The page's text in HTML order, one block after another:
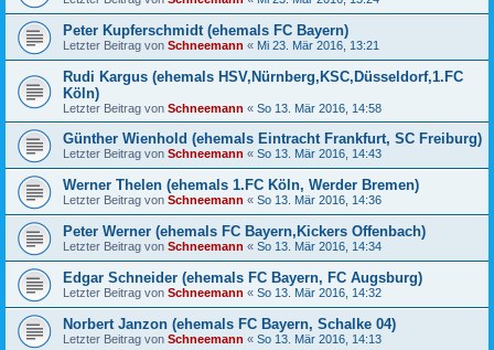
Peter Kupferschmidt (ehemals FC Bayern)
Letzter Beitrag von Schneemann « Mi 23. Mär 2016, 13:21
Rudi Kargus (ehemals HSV,Nürnberg,KSC,Düsseldorf,1.FC
Köln)
Letzter Beitrag von Schneemann « So 13. Mär 2016, 14:58
Günther Wienhold (ehemals Eintracht Frankfurt, SC Freiburg)
Letzter Beitrag von Schneemann « So 13. Mär 2016, 14:43
Werner Thelen (ehemals 1.FC Köln, Werder Bremen)
Letzter Beitrag von Schneemann « So 13. Mär 2016, 14:36
Peter Werner (ehemals FC Bayern,Kickers Offenbach)
Letzter Beitrag von Schneemann « So 13. Mär 2016, 14:34
Edgar Schneider (ehemals FC Bayern, FC Augsburg)
Letzter Beitrag von Schneemann « So 13. Mär 2016, 14:32
Norbert Janzon (ehemals FC Bayern, Schalke 04)
Letzter Beitrag von Schneemann « So 13. Mär 2016, 14:13